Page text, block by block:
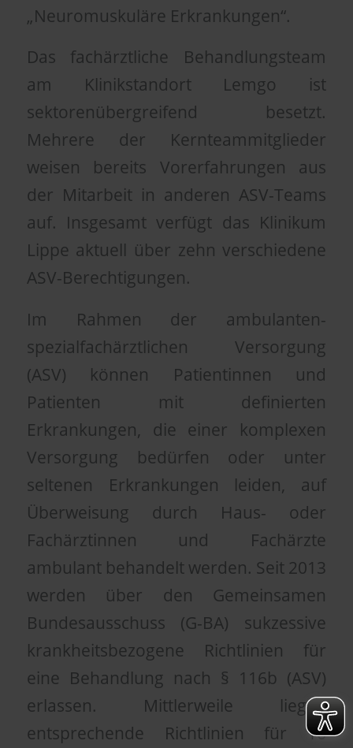
„Neuromuskuläre Erkrankungen“.
Das fachärztliche Behandlungsteam
am Klinikstandort Lemgo ist
sektorenübergreifend besetzt.
Mehrere der Kernteammitglieder
weisen bereits Vorerfahrungen aus
der Mitarbeit in anderen ASV-Teams
auf. Insgesamt verfügt das Klinikum
Lippe aktuell über zehn verschiedene
ASV-Berechtigungen.
Im Rahmen der ambulanten-
spezialfachärztlichen Versorgung
(ASV) können Patientinnen und
Patienten mit definierten
Erkrankungen, die einer komplexen
Versorgung bedürfen oder unter
seltenen Erkrankungen leiden, auf
Überweisung durch Haus- oder
Fachärztinnen und Fachärzte
ambulant behandelt werden. Seit 2013
werden über den Gemeinsamen
Bundesausschuss (G-BA) sukzessive
krankheitsbezogene Richtlinien für
eine Behandlung nach § 116b (ASV)
erlassen. Mittlerweile liegen
entsprechende Richtlinien für 16